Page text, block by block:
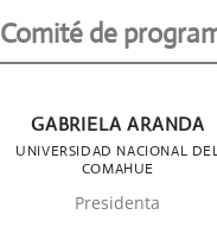
Comité de
GABRIELA ARANDA
UNIVERSIDAD NACIONAL
COMAHUE
Presidenta